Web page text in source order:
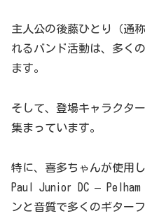
主人公の後藤ひとり（通
れるバンド活動は、多く
ます。
そして、登場キャラクタ
集まっています。
特に、喜多ちゃんが使用
Paul Junior DC – Pelham
ンと音質で多くのギター